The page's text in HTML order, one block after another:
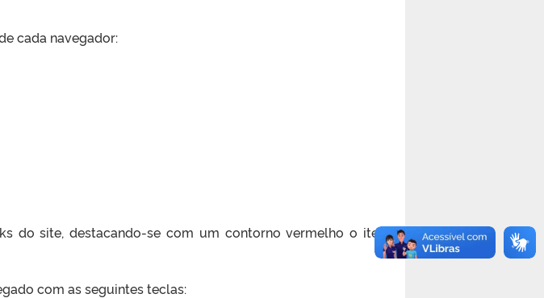
cada navegador:
do site, destacando-se com um contorno vermelho o item
com as seguintes teclas: